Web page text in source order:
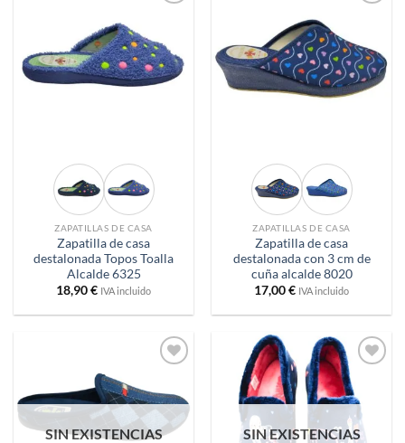
deseos
ZAPATILLAS DE CASA
Zapatilla de casa
destalonada Topos Toalla
Alcalde 6325
18,90€ IVA incluido
deseos
ZAPATILLAS DE CASA
Zapatilla de casa
destalonada con 3 cm de
cuña alcalde 8020
17,00€ IVA incluido
deseos
SIN EXISTENCIAS
Añadir
deseos
SIN EXISTENCIAS